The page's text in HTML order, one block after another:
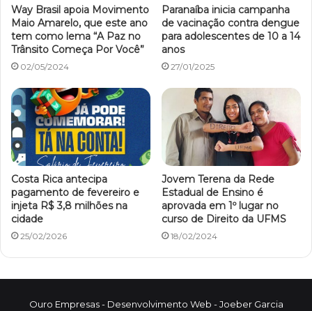
Way Brasil apoia Movimento
Maio Amarelo, que este ano
tem como lema “A Paz no
Trânsito Começa Por Você”
02/05/2024
Paranaíba inicia campanha
de vacinação contra dengue
para adolescentes de 10 a 14
anos
27/01/2025
Costa Rica antecipa
pagamento de fevereiro e
injeta R$ 3,8 milhões na
cidade
25/02/2026
Jovem Terena da Rede
Estadual de Ensino é
aprovada em 1º lugar no
curso de Direito da UFMS
18/02/2024
Ouro Empresas- Desenvolvimento Web -Joeber Garcia